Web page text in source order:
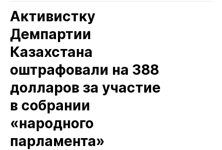
Активистку
Демпартии
Казахстана
оштрафовали на 388
долларов за участие
в собрании
«народного
парламента»